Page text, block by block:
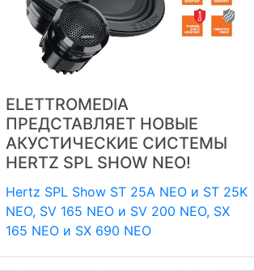
ELETTROMEDIA
ПРЕДСТАВЛЯЕТ НОВЫЕ
АКУСТИЧЕСКИЕ СИСТЕМЫ
HERTZ SPL SHOW NEO!
Hertz SPL Show ST 25A NEO и ST 25K
NEO, SV 165 NEO и SV 200 NEO, SX
165 NEO и SX 690 NEO